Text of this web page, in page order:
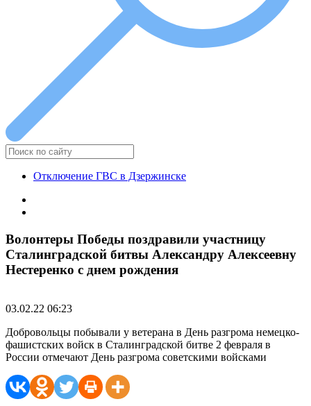
Отключение ГВС в Дзержинске
Волонтеры Победы поздравили участницу
Сталинградской битвы Александру Алексеевну
Нестеренко с днем рождения
03.02.22 06:23
Добровольцы побывали у ветерана в День разгрома немецко-
фашистских войск в Сталинградской битве 2 февраля в
России отмечают День разгрома советскими войсками